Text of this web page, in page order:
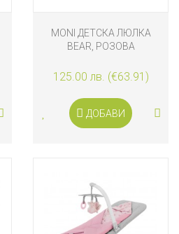
MONI ДЕТСКА ЛЮЛКА
BEAR, РОЗОВА
125.00 лв. (€63.91)
ДОБАВИ